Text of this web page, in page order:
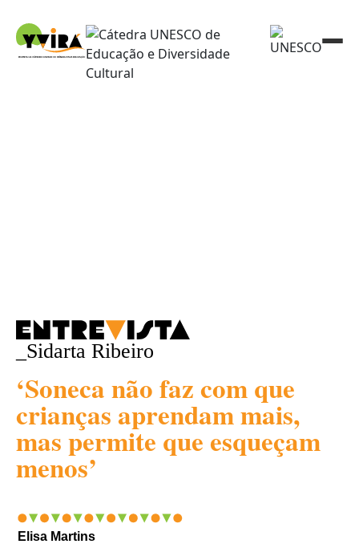
_Sidarta Ribeiro
‘Soneca não faz com que
crianças aprendam mais,
mas permite que esqueçam
menos’
Elisa Martins